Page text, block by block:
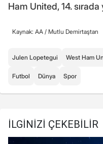
Ham United, 14. sırada
Kaynak: AA / Mutlu Demirtaştan
Julen Lopetegui West Ham
Futbol Dünya Spor